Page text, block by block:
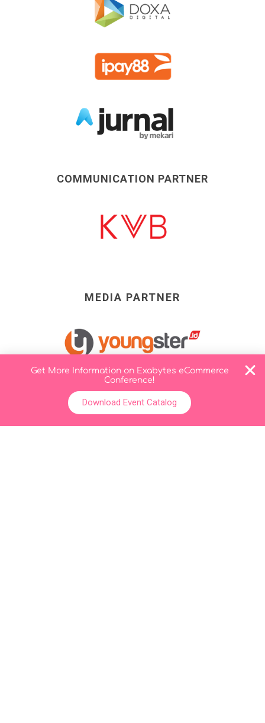
COMMUNICATION PARTNER
MEDIA PARTNER
COMMUNITY PARTNER
Get More Information on Exabytes eCommerce
Conference!
Download Event Catalog